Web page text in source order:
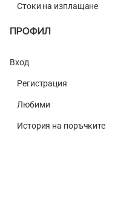
Стоки на изплащане
ПРОФИЛ
Вход
Регистрация
Любими
История на поръчките